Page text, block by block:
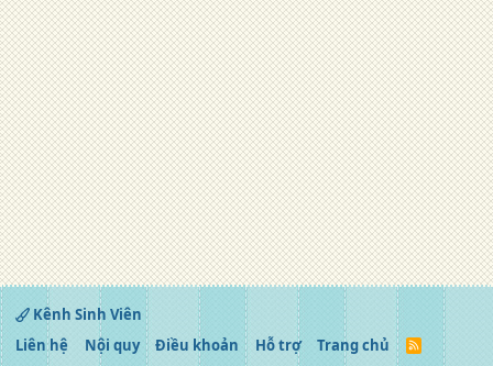
Kênh Sinh Viên
Liên hệ
Nội quy Điều khoản Hỗ trợ Trang chủ
R